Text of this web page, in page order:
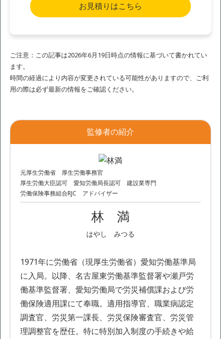
お見積りはこちら
ご注意：この記事は2026年6月19日時点の情報に基づいて書かれてい
ます。
時間の経過により内容が変更されている可能性がありますので、ご利
用の際は必ず最新の情報をご確認ください。
監修者の紹介
元厚生労働省 厚生労働事務官
厚生労働大臣認可 愛知労働局長認可 建設業専門
労働保険事務組合RJC アドバイザー
林 満
はやし みつる
1971年に労働省（現厚生労働省）愛知労働基準局
に入局。以降、名古屋東労働基準監督署や瀬戸労
働基準監督署、愛知労働局で労災補償課および労
働保険適用課にて奉職。適用指導官、職業病認定
調査官、労災第一課長、労災保険審査官、労災管
理調整官を歴任。特に特別加入制度の手続きや給